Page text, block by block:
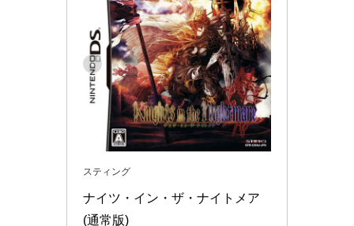
スティング
ナイツ・イン・ザ・ナイトメア
(通常版)